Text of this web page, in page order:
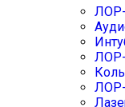
ЛОР-
ЛОР-